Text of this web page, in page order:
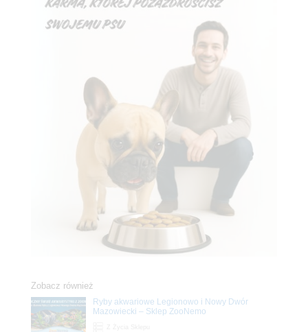
Zobacz również
Ryby akwariowe Legionowo i Nowy Dwór
Mazowiecki – Sklep ZooNemo